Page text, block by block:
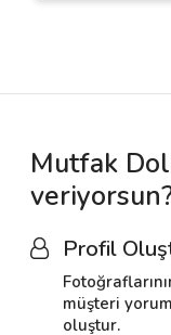
Mutfak
Profil
müşteri
oluştur.